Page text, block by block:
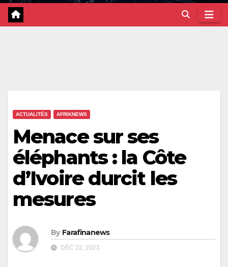
ACTUALITÉS AFRIKNEWS
Menace sur ses
éléphants : la Côte
d’Ivoire durcit les
mesures
By Farafinanews
DÉC 22, 2023